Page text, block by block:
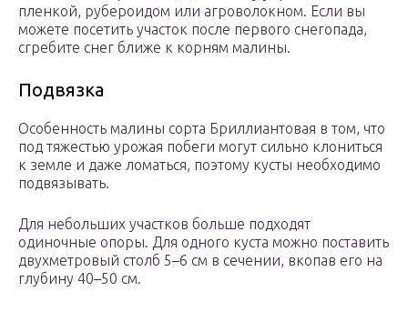
пленкой, рубероидом или агроволокном. Если вы
можете посетить участок после первого снегопада,
сгребите снег ближе к корням малины.
Подвязка
Особенность малины сорта Бриллиантовая в том, что
под тяжестью урожая побеги могут сильно клониться
к земле и даже ломаться, поэтому кусты необходимо
подвязывать.
Для небольших участков больше подходят
одиночные опоры. Для одного куста можно поставить
двухметровый столб 5–6 см в сечении, вкопав его на
глубину 40–50 см.